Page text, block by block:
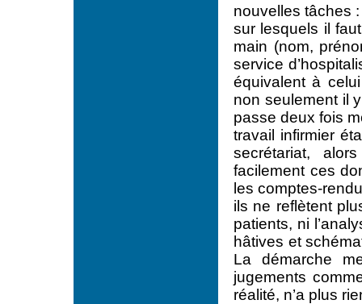
nouvelles tâches
sur lesquels il
main (nom,
service
équivalent à
non seulement il
passe deux fois
travail infirmier
secrétariat,
facilement ces
les comptes-
ils ne reflètent
patients, ni
hâtives et
La démarche
jugements
réalité, n’a plus